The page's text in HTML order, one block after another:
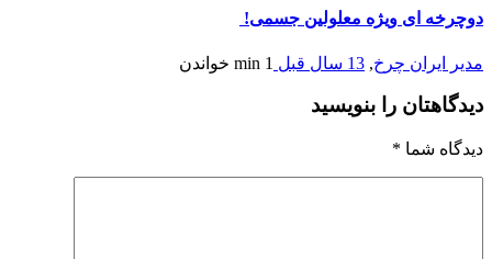
دوچرخه ای ویژه معلولین جسمی!
مدیر ایران چرخ, 13 سال قبل 1 min خواندن
دیدگاهتان را بنویسید
دیدگاه شما *